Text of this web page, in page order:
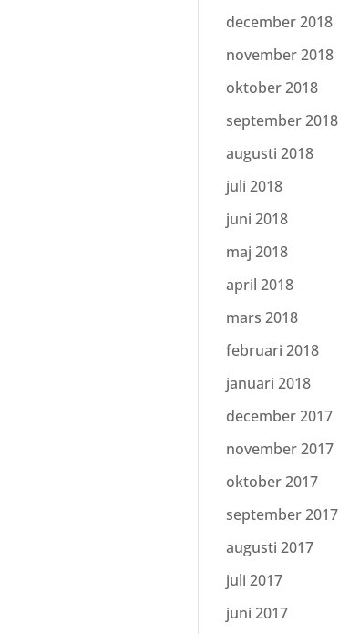
december 2018
november 2018
oktober 2018
september 2018
augusti 2018
juli 2018
juni 2018
maj 2018
april 2018
mars 2018
februari 2018
januari 2018
december 2017
november 2017
oktober 2017
september 2017
augusti 2017
juli 2017
juni 2017